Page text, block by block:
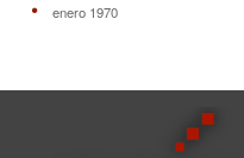
enero 1970